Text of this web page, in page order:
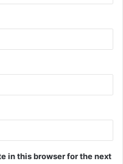
in this browser for the next